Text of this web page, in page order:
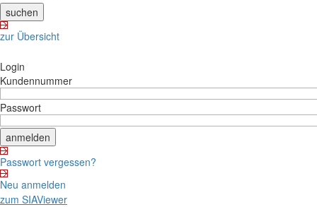
zur Übersicht
Login
Kundennummer
Passwort
Passwort vergessen?
Neu anmelden
zum SIAViewer